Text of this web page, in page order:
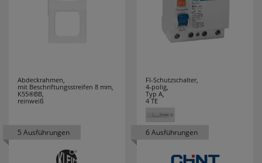
Abdeckrahmen,
mit Beschriftungsstreifen 8 mm,
K55®BB,
reinweiß
5 Ausführungen
FI-Schutzschalter,
4-polig,
Typ A,
4 TE
6 Ausführungen